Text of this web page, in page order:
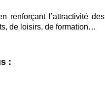
renforçant l’attractivité des
de loisirs, de formation…
: